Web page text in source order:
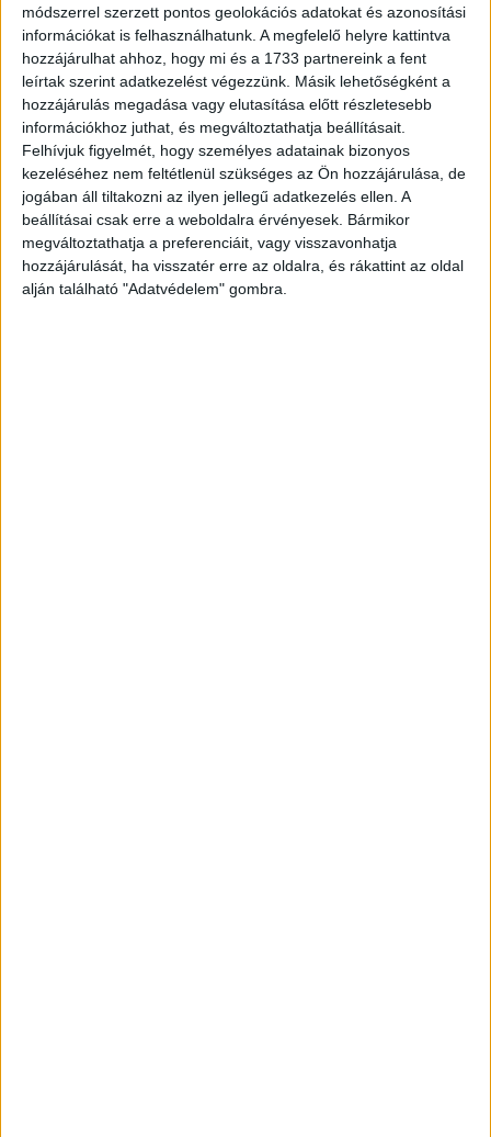
módszerrel szerzett pontos geolokációs adatokat és azonosítási
információkat is felhasználhatunk. A megfelelő helyre kattintva
hozzájárulhat ahhoz, hogy mi és a 1733 partnereink a fent
leírtak szerint adatkezelést végezzünk. Másik lehetőségként a
hozzájárulás megadása vagy elutasítása előtt részletesebb
információkhoz juthat, és megváltoztathatja beállításait.
Felhívjuk figyelmét, hogy személyes adatainak bizonyos
kezeléséhez nem feltétlenül szükséges az Ön hozzájárulása, de
jogában áll tiltakozni az ilyen jellegű adatkezelés ellen. A
beállításai csak erre a weboldalra érvényesek. Bármikor
megváltoztathatja a preferenciáit, vagy visszavonhatja
hozzájárulását, ha visszatér erre az oldalra, és rákattint az oldal
alján található "Adatvédelem" gombra.
gombás vagy gyulladásos elváltozásai szintén
vezethetnek fokozott hajhulláshoz.
Életmódbeli hatások
A stressz, a nem megfelelő táplálkozás, a drasztikus
fogyókúrák mind hozzájárulhatnak a hajhulláshoz. Fokozott
szellemi vagy fizikai megterhelés esetén a test
erőforrásait a létfontosságú szervek működtetésére
fordítja, így a hajhagymák kevesebb tápanyaghoz jutnak. A
helytelen hajápolási szokások, mint a túl gyakori festés,